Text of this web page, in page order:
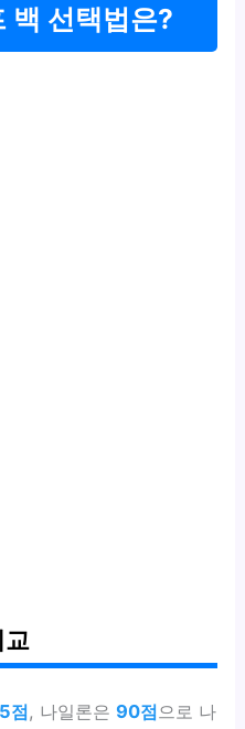
백 선택법은?
점, 나일론은 90점으로 나